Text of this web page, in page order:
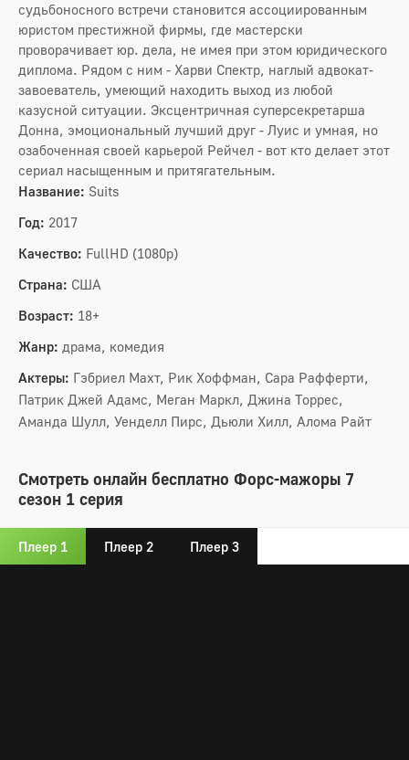
судьбоносного встречи становится ассоциированным
юристом престижной фирмы, где мастерски
проворачивает юр. дела, не имея при этом юридического
диплома. Рядом с ним - Харви Спектр, наглый адвокат-
завоеватель, умеющий находить выход из любой
казусной ситуации. Эксцентричная суперсекретарша
Донна, эмоциональный лучший друг - Луис и умная, но
озабоченная своей карьерой Рейчел - вот кто делает этот
сериал насыщенным и притягательным.
Название: Suits
Год: 2017
Качество: FullHD (1080p)
Страна: США
Возраст: 18+
Жанр: драма, комедия
Актеры: Гэбриел Махт, Рик Хоффман, Сара Рафферти,
Патрик Джей Адамс, Меган Маркл, Джина Торрес,
Аманда Шулл, Уенделл Пирс, Дьюли Хилл, Алома Райт
Смотреть онлайн бесплатно Форс-мажоры 7
сезон 1 серия
Плеер 1 Плеер 2 Плеер 3